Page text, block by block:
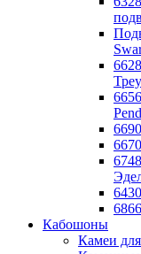
Кабошоны
Камеи